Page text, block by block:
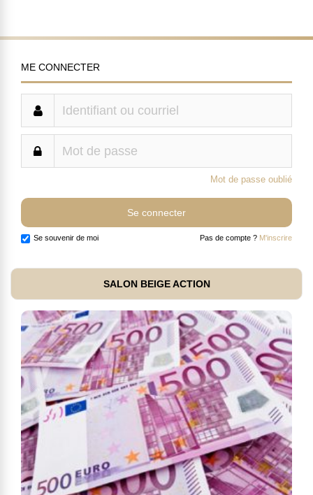
ME CONNECTER
Mot de passe oublié
Se souvenir de moi Pas de compte ? M'inscrire
SALON BEIGE ACTION